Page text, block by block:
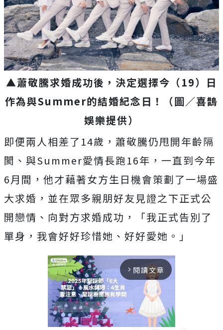
▲蕭敬騰求婚成功後，決定選擇今（19）日
作為與Summer的結婚紀念日！（圖／喜鵲
娛樂提供）
即便兩人相差了14歲，蕭敬騰仍甩開年齡隔
閡、與Summer愛情長跑16年，一直到今年
6月間，他才藉著女方生日機會策劃了一場盛
大求婚，並在眾多親朋好友見證之下正式公
開戀情、向對方求婚成功，「我正式告別了
單身，我會好好珍惜她、好好愛她。」
arrow_forward_ios 閱讀文章